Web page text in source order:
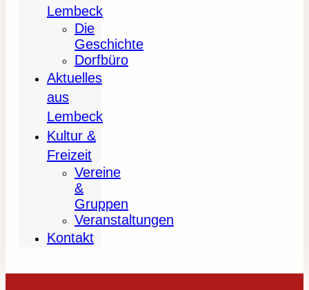
Lembeck
Die
Geschichte
Dorfbüro
Aktuelles
aus
Lembeck
Kultur &
Freizeit
Vereine
&
Gruppen
Veranstaltungen
Kontakt